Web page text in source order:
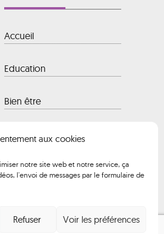
aux cookies
notre site web et notre service, ça
l'envoi de messages par le formulaire de
Refuser Voir les préférences
Accueil
Education
Bien être
Hôtellerie
Transport